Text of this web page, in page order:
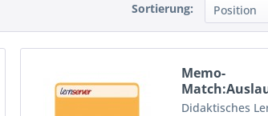
Sortierung:
Memo-
mittel
Didaktisches